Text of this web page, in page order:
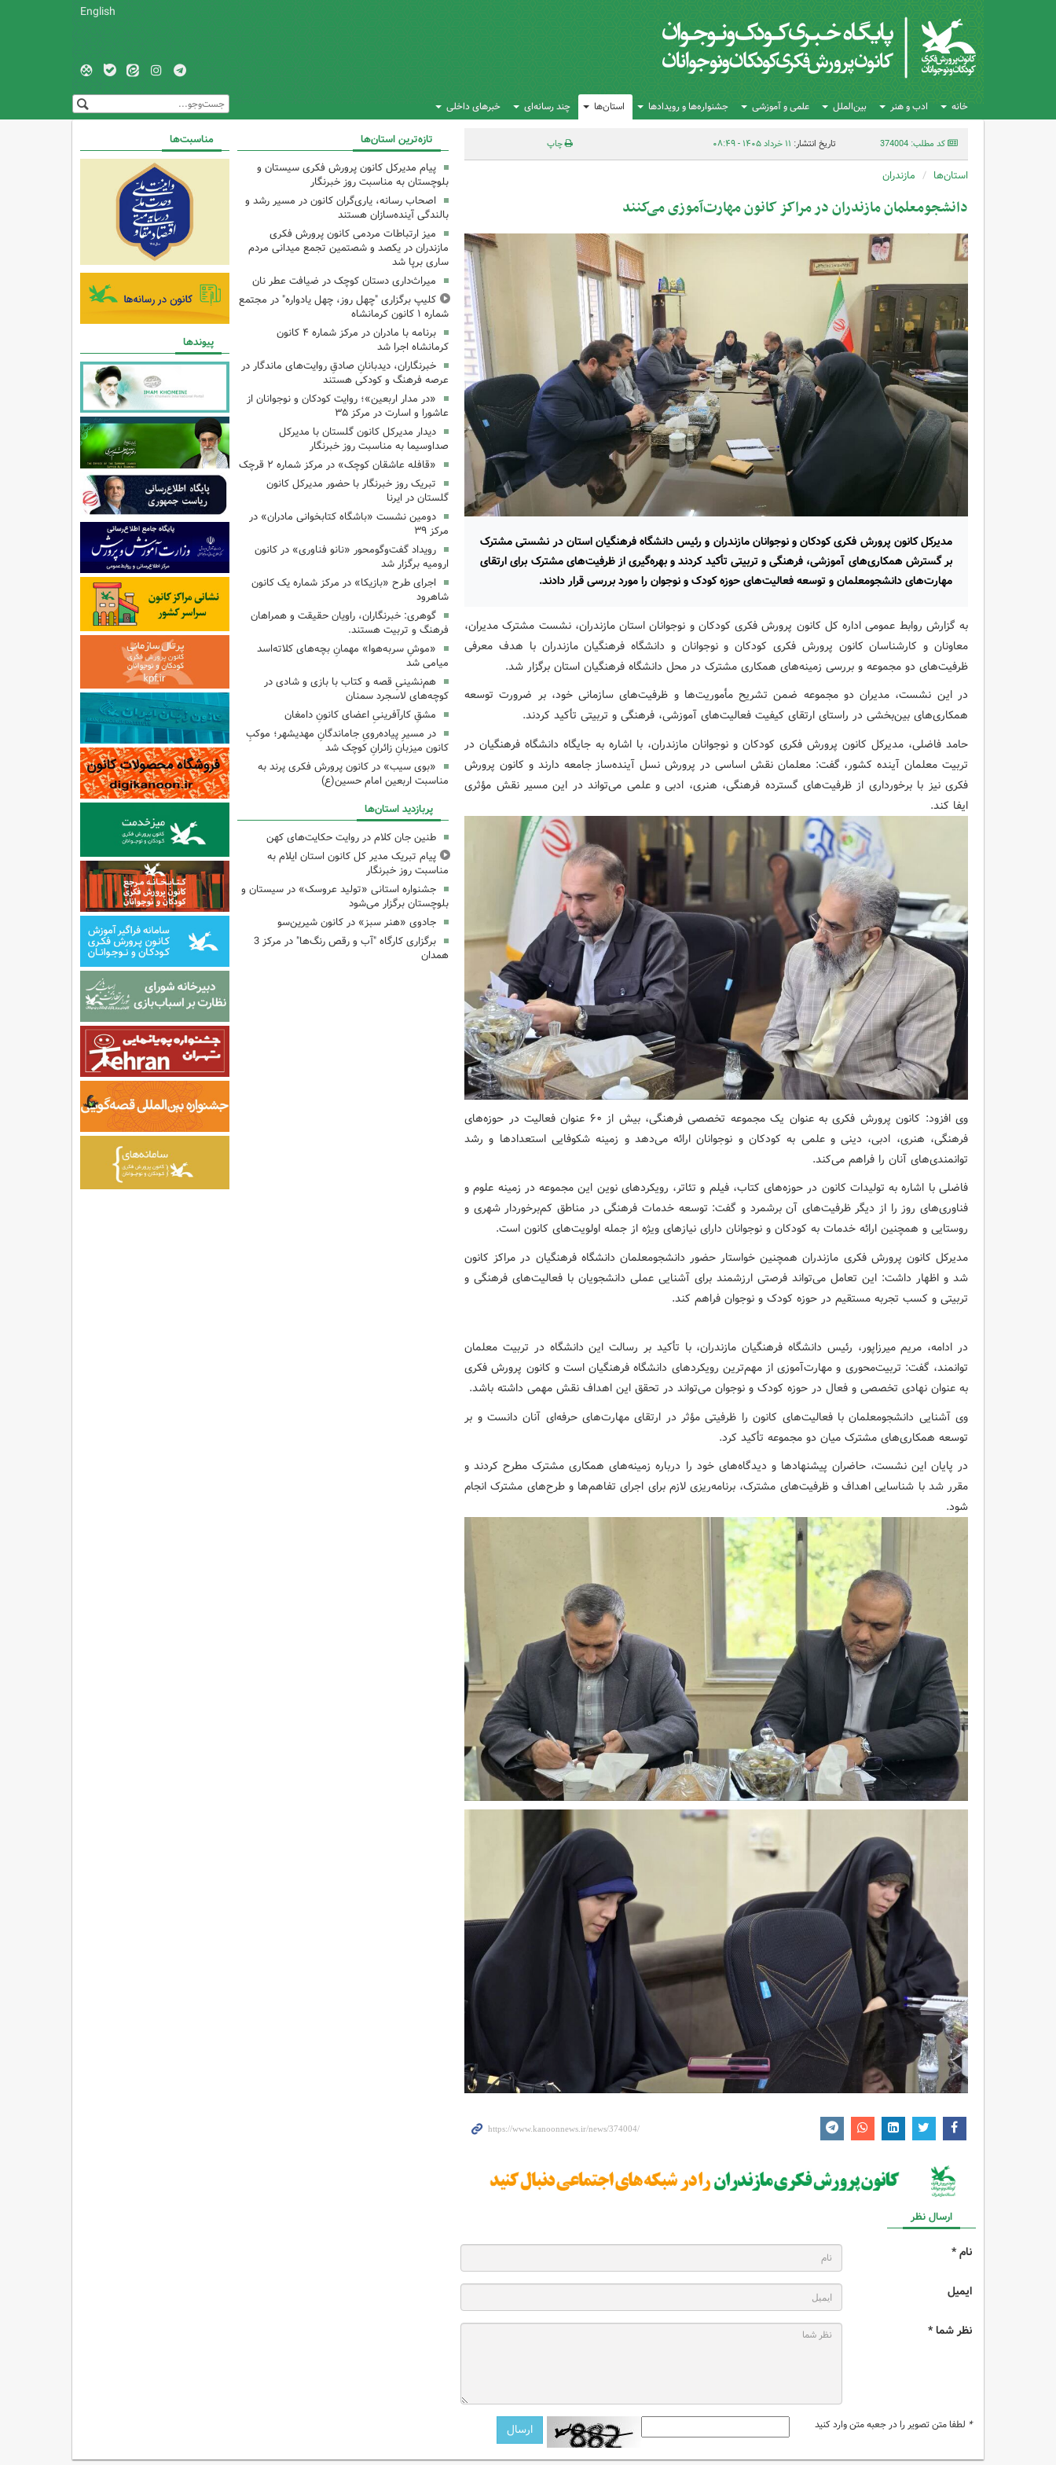
English
خانه ادب و هنر بین‌الملل علمی و آموزشی جشنواره‌ها و رویدادها استان‌ها چند رسانه‌ای خبرهای داخلی
کد مطلب: 374004 تاریخ انتشار: ۱۱ خرداد ۱۴۰۵ - ۰۸:۴۹ چاپ
استان‌ها مازندران
دانشجومعلمان مازندران در مراکز کانون مهارت‌آموزی می‌کنند
مدیرکل کانون پرورش فکری کودکان و نوجوانان مازندران و رئیس دانشگاه فرهنگیان استان در نشستی مشترک
بر گسترش همکاری‌های آموزشی، فرهنگی و تربیتی تأکید کردند و بهره‌گیری از ظرفیت‌های مشترک برای ارتقای
مهارت‌های دانشجومعلمان و توسعه فعالیت‌های حوزه کودک و نوجوان را مورد بررسی قرار دادند.
به گزارش روابط عمومی اداره کل کانون پرورش فکری کودکان و نوجوانان استان مازندران، نشست مشترک مدیران،
معاونان و کارشناسان کانون پرورش فکری کودکان و نوجوانان و دانشگاه فرهنگیان مازندران با هدف معرفی
ظرفیت‌های دو مجموعه و بررسی زمینه‌های همکاری مشترک در محل دانشگاه فرهنگیان استان برگزار شد.
در این نشست، مدیران دو مجموعه ضمن تشریح مأموریت‌ها و ظرفیت‌های سازمانی خود، بر ضرورت توسعه
همکاری‌های بین‌بخشی در راستای ارتقای کیفیت فعالیت‌های آموزشی، فرهنگی و تربیتی تأکید کردند.
حامد فاضلی، مدیرکل کانون پرورش فکری کودکان و نوجوانان مازندران، با اشاره به جایگاه دانشگاه فرهنگیان در
تربیت معلمان آینده کشور، گفت: معلمان نقش اساسی در پرورش نسل آینده‌ساز جامعه دارند و کانون پرورش
فکری نیز با برخورداری از ظرفیت‌های گسترده فرهنگی، هنری، ادبی و علمی می‌تواند در این مسیر نقش مؤثری
ایفا کند.
وی افزود: کانون پرورش فکری به عنوان یک مجموعه تخصصی فرهنگی، بیش از ۶۰ عنوان فعالیت در حوزه‌های
فرهنگی، هنری، ادبی، دینی و علمی به کودکان و نوجوانان ارائه می‌دهد و زمینه شکوفایی استعدادها و رشد
توانمندی‌های آنان را فراهم می‌کند.
فاضلی با اشاره به تولیدات کانون در حوزه‌های کتاب، فیلم و تئاتر، رویکردهای نوین این مجموعه در زمینه علوم و
فناوری‌های روز را از دیگر ظرفیت‌های آن برشمرد و گفت: توسعه خدمات فرهنگی در مناطق کم‌برخوردار شهری و
روستایی و همچنین ارائه خدمات به کودکان و نوجوانان دارای نیازهای ویژه از جمله اولویت‌های کانون است.
مدیرکل کانون پرورش فکری مازندران همچنین خواستار حضور دانشجومعلمان دانشگاه فرهنگیان در مراکز کانون
شد و اظهار داشت: این تعامل می‌تواند فرصتی ارزشمند برای آشنایی عملی دانشجویان با فعالیت‌های فرهنگی و
تربیتی و کسب تجربه مستقیم در حوزه کودک و نوجوان فراهم کند.
در ادامه، مریم میرزاپور، رئیس دانشگاه فرهنگیان مازندران، با تأکید بر رسالت این دانشگاه در تربیت معلمان
توانمند، گفت: تربیت‌محوری و مهارت‌آموزی از مهم‌ترین رویکردهای دانشگاه فرهنگیان است و کانون پرورش فکری
به عنوان نهادی تخصصی و فعال در حوزه کودک و نوجوان می‌تواند در تحقق این اهداف نقش مهمی داشته باشد.
وی آشنایی دانشجومعلمان با فعالیت‌های کانون را ظرفیتی مؤثر در ارتقای مهارت‌های حرفه‌ای آنان دانست و بر
توسعه همکاری‌های مشترک میان دو مجموعه تأکید کرد.
در پایان این نشست، حاضران پیشنهادها و دیدگاه‌های خود را درباره زمینه‌های همکاری مشترک مطرح کردند و
مقرر شد با شناسایی اهداف و ظرفیت‌های مشترک، برنامه‌ریزی لازم برای اجرای تفاهم‌ها و طرح‌های مشترک انجام
شود.
ارسال نظر
نام *
ایمیل
نظر شما *
* لطفا متن تصویر را در جعبه متن وارد کنید
تازه‌ترین استان‌ها
پیام مدیرکل کانون پرورش فکری سیستان و
بلوچستان به مناسبت روز خبرنگار
اصحاب رسانه، یاری‌گران کانون در مسیر رشد و
بالندگی آینده‌سازان هستند
میز ارتباطات مردمی کانون پرورش فکری
مازندران در یکصد و شصتمین تجمع میدانی مردم
ساری برپا شد
میراث‌داری دستان کوچک در ضیافت عطر نان
کلیپ برگزاری "چهل روز، چهل یادواره" در مجتمع
شماره ۱ کانون کرمانشاه
برنامه با مادران در مرکز شماره ۴ کانون
کرمانشاه اجرا شد
خبرنگاران، دیدبانانِ صادقِ روایت‌های ماندگار در
عرصه فرهنگ و کودکی هستند
«در مدار اربعین»؛ روایت کودکان و نوجوانان از
عاشورا و اسارت در مرکز ۳۵
دیدار مدیرکل کانون گلستان با مدیرکل
صداوسیما به مناسبت روز خبرنگار
«قافله عاشقان کوچک» در مرکز شماره ۲ قرچک
تبریک روز خبرنگار با حضور مدیرکل کانون
گلستان در ایرنا
دومین نشست «باشگاه کتابخوانی مادران» در
مرکز ۳۹
رویداد گفت‌وگومحور «نانو فناوری» در کانون
ارومیه برگزار شد
اجرای طرح «بازیکا» در مرکز شماره یک کانون
شاهرود
گوهری: خبرنگاران، راویان حقیقت و همراهان
فرهنگ و تربیت هستند.
«موشِ سربه‌هوا» مهمانِ بچه‌های کلاته‌اسد
میامی شد
هم‌نشینیِ قصه و کتاب با بازی و شادی در
کوچه‌های لاسجرد سمنان
مشقِ کارآفرینیِ اعضای کانونِ دامغان
در مسیرِ پیاده‌رویِ جاماندگانِ مهدیشهر؛ موکبِ
کانون میزبانِ زائرانِ کوچک شد
«بوی سیب» در کانون پرورش فکری پرند به
مناسبت اربعین امام حسین(ع)
پربازدید استان‌ها
طنین جان کلام در روایت حکایت‌های کهن
پیام تبریک مدیر کل کانون استان ایلام به
مناسبت روز خبرنگار
جشنواره استانی «تولید عروسک» در سیستان و
بلوچستان برگزار می‌شود
جادوی «هنر سبز» در کانون شیرین‌سو
برگزاری کارگاه "آب و رقص رنگ‌ها" در مرکز 3
همدان
مناسبت‌ها
پیوندها